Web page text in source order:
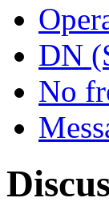
DN
No